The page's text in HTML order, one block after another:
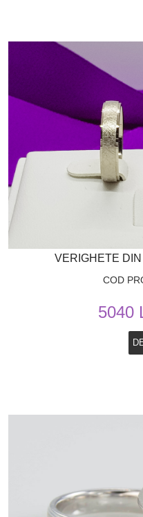
VERIGHETE
COD
5040